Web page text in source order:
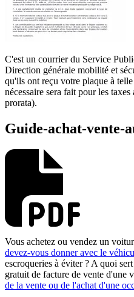
C'est un courrier du Service
Direction générale mobilité et
qu'ils ont reçu votre plaque à
nécessaire sera fait pour les
prorata).
Guide-achat-vente-
Vous achetez ou vendez un
devez-vous donner avec le
escroqueries à éviter ? A quoi
gratuit de facture de vente d'une
de la vente ou de l'achat d'une